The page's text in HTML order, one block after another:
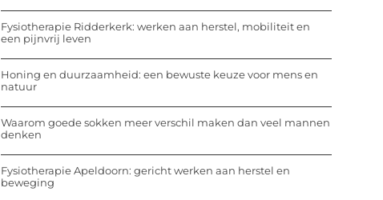
Fysiotherapie Ridderkerk: werken aan herstel, mobiliteit en
een pijnvrij leven
Honing en duurzaamheid: een bewuste keuze voor mens en
natuur
Waarom goede sokken meer verschil maken dan veel mannen
denken
Fysiotherapie Apeldoorn: gericht werken aan herstel en
beweging